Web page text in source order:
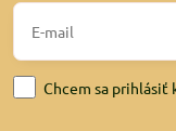
Chcem sa prihlásiť